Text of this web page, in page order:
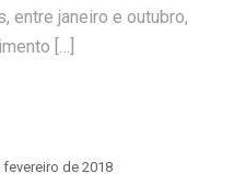
entre janeiro e outubro,
[…]
fevereiro de 2018